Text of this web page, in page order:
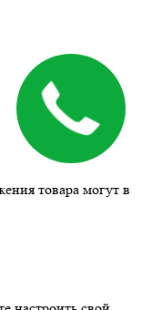
товара могут в